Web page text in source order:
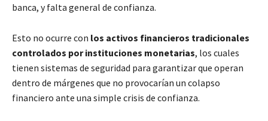
banca, y falta general de confianza.
Esto no ocurre con los activos financieros tradicionales
controlados por instituciones monetarias, los cuales
tienen sistemas de seguridad para garantizar que operan
dentro de márgenes que no provocarían un colapso
financiero ante una simple crisis de confianza.